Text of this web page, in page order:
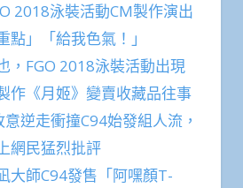
2018泳裝活動CM製作演出
」「給我色氣！」
，FGO 2018泳裝活動出現
作《月姬》變賣收藏品往事
逆走衝撞C94始發組人流，
網民猛烈批評
大師C94發售「阿嘿顏T-